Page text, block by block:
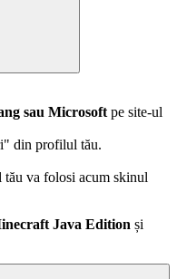
sau Microsoft pe site-ul
din profilul tău.
tău va folosi acum skinul
Java Edition și